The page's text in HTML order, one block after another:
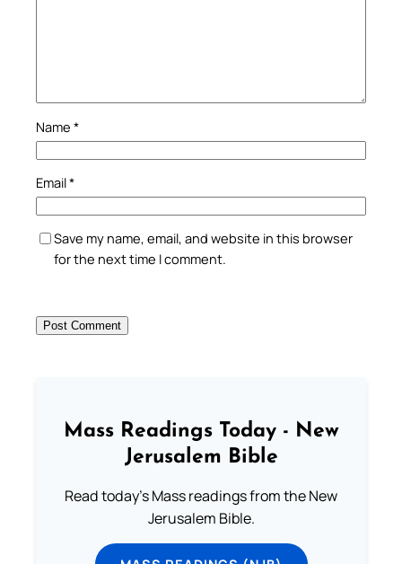
Name *
Email*
Save my name, email, and website in this browser
for the next time I comment.
Mass Readings Today - New
Jerusalem Bible
Read today's Mass readings from the New
Jerusalem Bible.